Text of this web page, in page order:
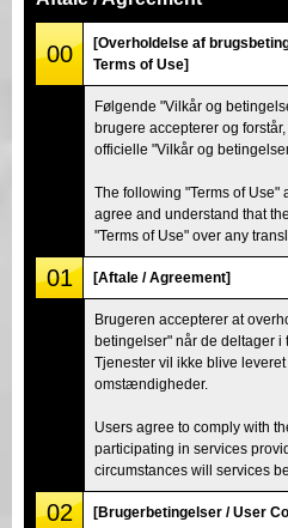
Tokyo Shinagawa
Tokyo Akihabara#2
Tokyo Shibuya Annex
Tokyo Asakusa
Okinawa
00
[Overholdelse af
Terms of Use]
Følgende "Vilkår og
brugere accepterer og
officielle "Vilkår og
The following "Terms of Use"
agree and understand that
"Terms of Use" over any
01 [Aftale / Agreement]
Brugeren accepterer at
betingelser" når de deltager i
Tjenester vil ikke blive
omstændigheder.
Users agree to comply with
participating in services
circumstances will services
02 [Brugerbetingelser / User